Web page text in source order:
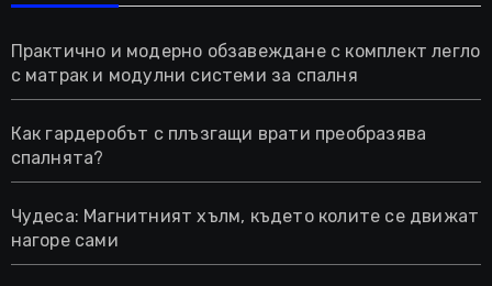
Практично и модерно обзавеждане с комплект легло
с матрак и модулни системи за спалня
Как гардеробът с плъзгащи врати преобразява
спалнята?
Чудеса: Магнитният хълм, където колите се движат
нагоре сами